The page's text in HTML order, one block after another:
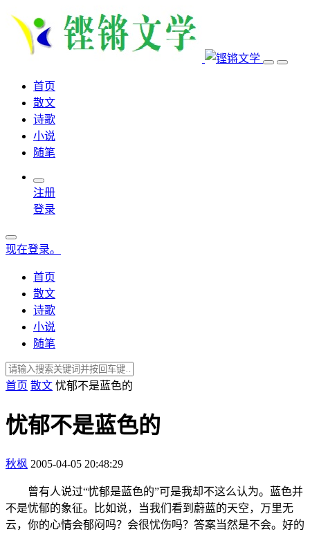
首页
散文
诗歌
小说
随笔
注册
登录
现在登录。
首页
散文
诗歌
小说
随笔
首页 散文 忧郁不是蓝色的
忧郁不是蓝色的
秋枫 2005-04-05 20:48:29
曾有人说过“忧郁是蓝色的”可是我却不这么认为。蓝色并
不是忧郁的象征。比如说，当我们看到蔚蓝的天空，万里无
云，你的心情会郁闷吗？会很忧伤吗？答案当然是不会。好的